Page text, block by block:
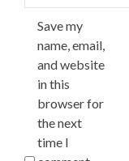
Save my
name, email,
and website
in this
browser for
the next
time I